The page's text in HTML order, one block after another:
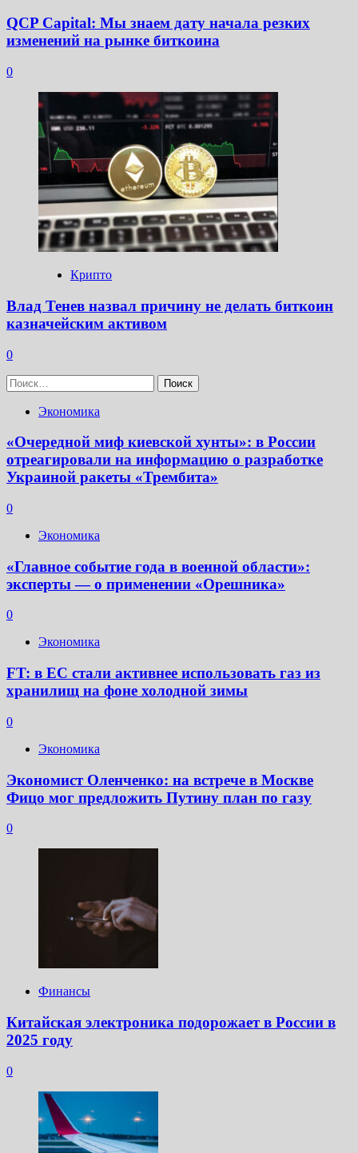
QCP Capital: Мы знаем дату начала резких
изменений на рынке биткоина
0
Крипто
Влад Тенев назвал причину не делать биткоин
казначейским активом
0
Найти:
Экономика
«Очередной миф киевской хунты»: в России
отреагировали на информацию о разработке
Украиной ракеты «Трембита»
0
Экономика
«Главное событие года в военной области»:
эксперты — о применении «Орешника»
0
Экономика
FT: в ЕС стали активнее использовать газ из
хранилищ на фоне холодной зимы
0
Экономика
Экономист Оленченко: на встрече в Москве
Фицо мог предложить Путину план по газу
0
Финансы
Китайская электроника подорожает в России в
2025 году
0